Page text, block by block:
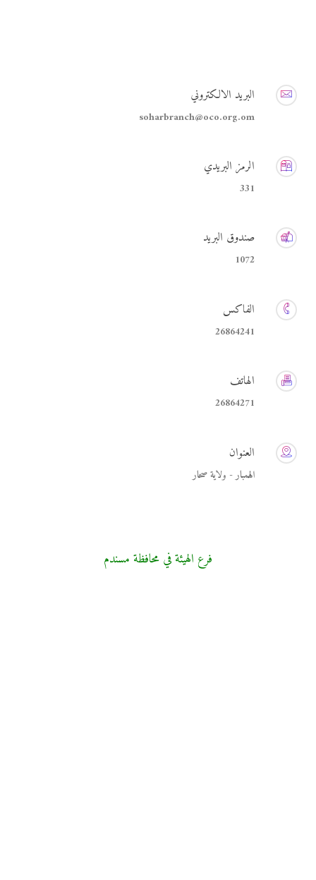
البريد الالكتروني
soharbranch@oco.org.om
الرمز البريدي
331
صندوق البريد
1072
الفاكس
26864241
الهاتف
26864271
العنوان
الهمبار - ولاية صحار
فرع الهيئة في محافظة مسندم